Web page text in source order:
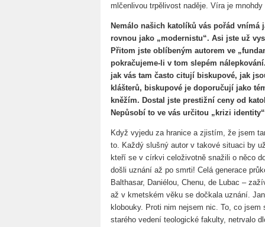
mlčenlivou trpělivost naděje. Víra je
Nemálo našich katolíků vás pořád vnímá
rovnou jako „modernistu“. Asi jste už
Přitom jste oblíbeným autorem ve
pokračujeme-li v tom slepém
jak vás tam často citují biskupové, jak
klášterů, biskupové je doporučují jako
kněžím. Dostal jste prestižní ceny od
Nepůsobí to ve vás určitou „krizi
Když vyjedu za hranice a zjistím, že jsem
to. Každý slušný autor v takové situaci by
kteří se v církvi celoživotně snažili o něco
došli uznání až po smrti! Celá generace
Balthasar, Daniélou, Chenu, de Lubac –
až v kmetském věku se dočkala uznání.
klobouky. Proti nim nejsem nic. To, co jsem
starého vedení teologické fakulty, netrvalo